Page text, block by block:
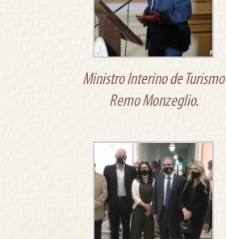
Ministro Interino de Turismo
Remo Monzeglio.